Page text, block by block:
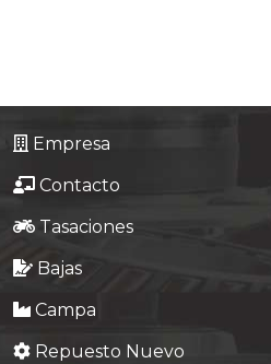
Empresa
Contacto
Tasaciones
Bajas
Campa
Repuesto Nuevo